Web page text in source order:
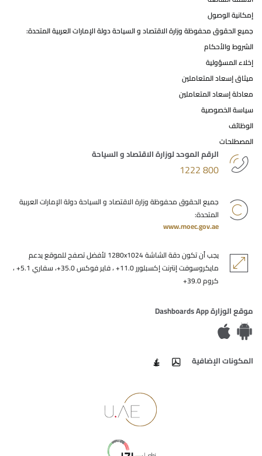
إمكانية الوصول
جميع الحقوق محفوظة وزارة الاقتصاد و السياحة دولة الإمارات العربية المتحدة:
الشروط والأحكام
إخلاء المسؤولية
ميثاق إسعاد المتعاملين
معادلة إسعاد المتعاملين
سياسة الخصوصية
الوظائف
المصطلحات
الرقم الموحد لوزارة الاقتصاد و السياحة
800 1222
جميع الحقوق محفوظة وزارة الاقتصاد و السياحة دولة الإمارات العربية
المتحدة:
www.moec.gov.ae
يجب أن تكون دقة الشاشة 1280x1024 لأفضل تصفح للموقع يدعم
مايكروسوفت إنترنت إكسبلورر 11.0+ ، فاير فوكس 35.0+، سفاري 5.1+ ،
كروم 39.0+
موقع الوزارة Dashboards App
المكونات الإضافية